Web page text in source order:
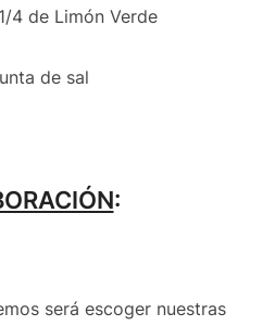
4 de Limón Verde
de sal
:
será escoger nuestras